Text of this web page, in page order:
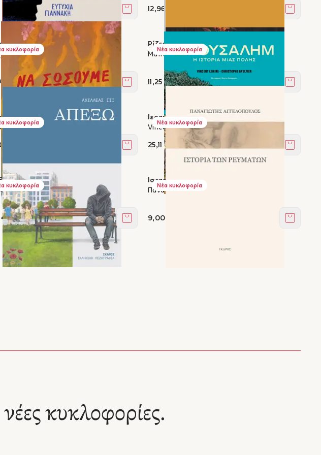
€ Στο καλάθι
12,96 € Στο
κυκλοφορία
σώσε με
Γιαννάκη
€ Στο καλάθι
Νέα κυκλοφορία
Ρίζες
Ματίνα Αποστόλου
11,25 € Στο
κυκλοφορία
τη φωτιά
Arriaga
€ Στο καλάθι
Νέα κυκλοφορία
Ιερουσαλήμ: η ιστορία μιας πόλης
Vincent Lemire, Christophe Gaultier
25,11 € Στο
κυκλοφορία
ΙΙΙ
€ Στο καλάθι
Νέα κυκλοφορία
Ιστορία των ρευμάτων
Παναγιώτης Αγγελόπουλος
9,00 € Στο
κυκλοφορίες.